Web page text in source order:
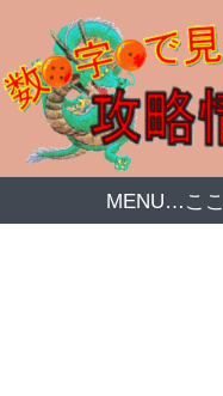
MENU…こ